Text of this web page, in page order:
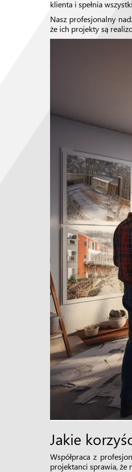
klienta i spełnia
Nasz profesjonalny
że ich projekty są
Jakie
Współpraca z
projektanci sprawia, że